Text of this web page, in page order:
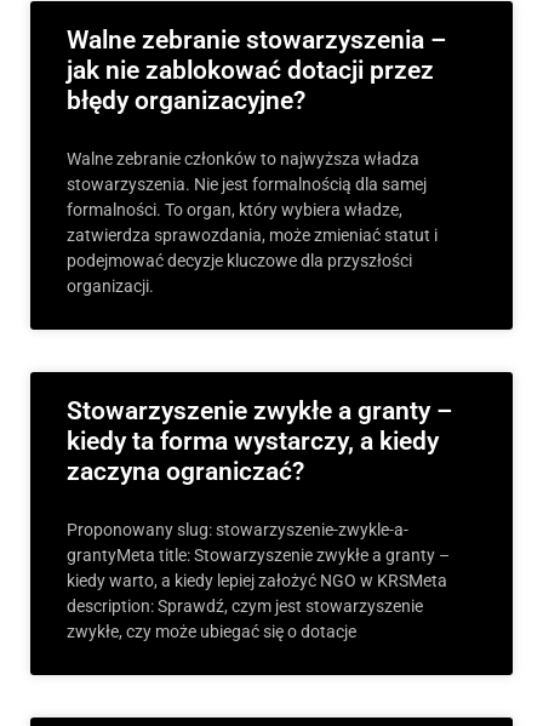
Walne zebranie stowarzyszenia –
jak nie zablokować dotacji przez
błędy organizacyjne?
Walne zebranie członków to najwyższa władza
stowarzyszenia. Nie jest formalnością dla samej
formalności. To organ, który wybiera władze,
zatwierdza sprawozdania, może zmieniać statut i
podejmować decyzje kluczowe dla przyszłości
organizacji.
Stowarzyszenie zwykłe a granty –
kiedy ta forma wystarczy, a kiedy
zaczyna ograniczać?
Proponowany slug: stowarzyszenie-zwykle-a-
grantyMeta title: Stowarzyszenie zwykłe a granty –
kiedy warto, a kiedy lepiej założyć NGO w KRSMeta
description: Sprawdź, czym jest stowarzyszenie
zwykłe, czy może ubiegać się o dotacje